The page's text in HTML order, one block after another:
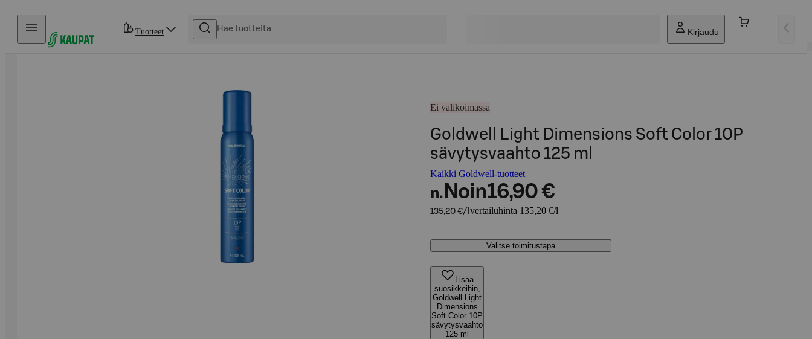
Hyppää sisältöön
Tuotteet Kirjaudu
Ei valikoimassa
Goldwell Light Dimensions Soft Color 10P
sävytysvaahto 125 ml
Kaikki Goldwell-tuotteet
n. Noin16,90 €
135,20 €/l vertailuhinta 135,20 €/l
Valitse toimitustapa
Lisää
suosikkeihin,
Goldwell Light
Dimensions
Soft Color 10P
sävytysvaahto
125 ml